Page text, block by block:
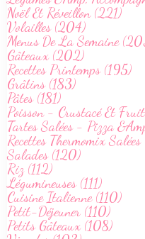
Noël Et Réveillon (221)
Volailles (204)
Menus De La Semaine
Gâteaux (202)
Recettes Printemps (195)
Grâtins (183)
Pâtes (181)
Poisson - Crustacé Et
Tartes Salées - Pizza
Recettes Thermomix
Salades (120)
Riz (112)
Légumineuses (111)
Cuisine Italienne (110)
Petit-Déjeuner (110)
Petits Gâteaux (108)